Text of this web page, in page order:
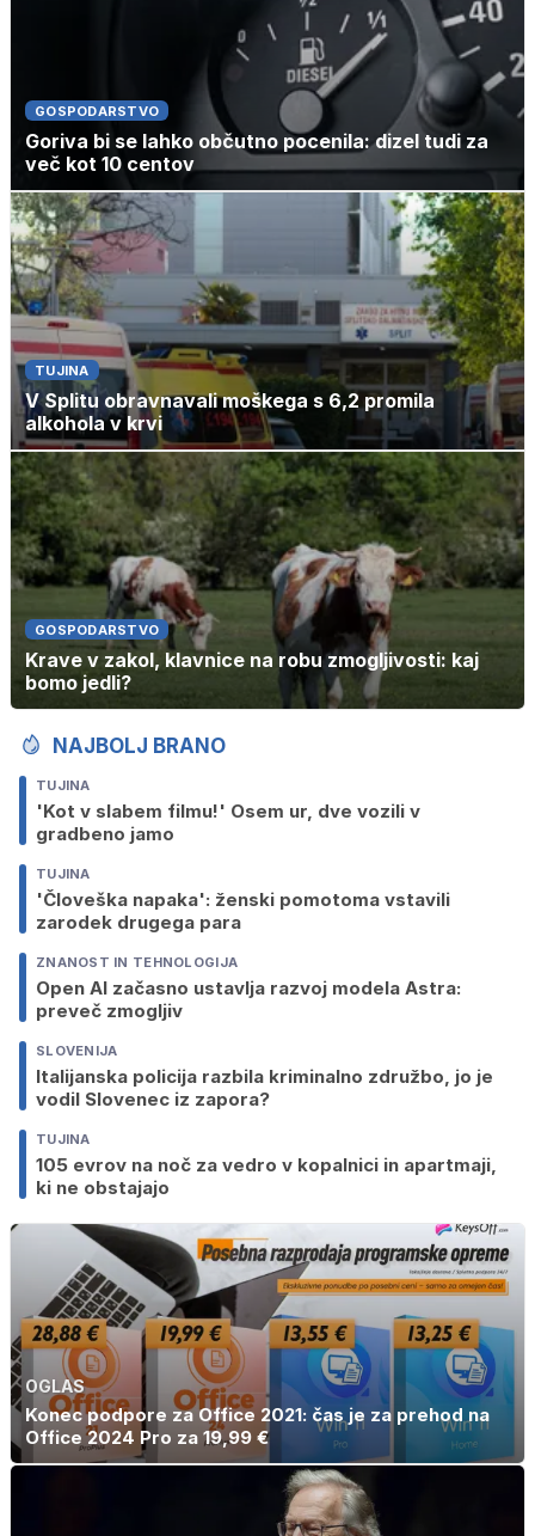
GOSPODARSTVO
Goriva bi se lahko občutno pocenila: dizel tudi za
več kot 10 centov
TUJINA
V Splitu obravnavali moškega s 6,2 promila
alkohola v krvi
GOSPODARSTVO
Krave v zakol, klavnice na robu zmogljivosti: kaj
bomo jedli?
NAJBOLJ BRANO
TUJINA
'Kot v slabem filmu!' Osem ur, dve vozili v
gradbeno jamo
TUJINA
'Človeška napaka': ženski pomotoma vstavili
zarodek drugega para
ZNANOST IN TEHNOLOGIJA
Open AI začasno ustavlja razvoj modela Astra:
preveč zmogljiv
SLOVENIJA
Italijanska policija razbila kriminalno združbo, jo je
vodil Slovenec iz zapora?
TUJINA
105 evrov na noč za vedro v kopalnici in apartmaji,
ki ne obstajajo
OGLAS
Konec podpore za Office 2021: čas je za prehod na
Office 2024 Pro za 19,99 €